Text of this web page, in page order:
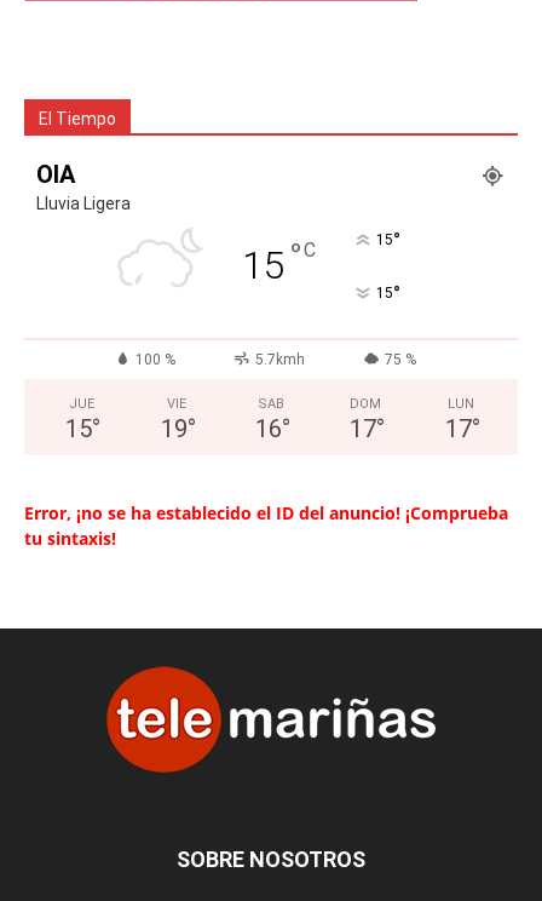
El Tiempo
OIA
Lluvia Ligera
15 °C 15°
15°
100 % 5.7kmh 75 %
JUE
15°
VIE
19°
SAB
16°
DOM
17°
LUN
17°
Error, ¡no se ha establecido el ID del anuncio! ¡Comprueba
tu sintaxis!
SOBRE NOSOTROS